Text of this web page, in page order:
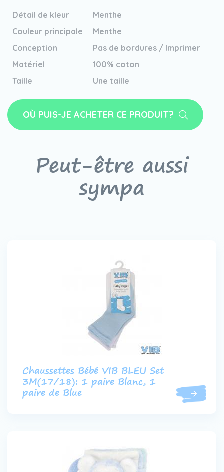
Détail de kleur
Menthe
Couleur principale
Menthe
Conception
Pas de bordures / Imprimer
Matériel
100% coton
Taille
Une taille
OÙ PUIS-JE ACHETER CE PRODUIT?
Peut-être aussi
sympa
Chaussettes Bébé VIB BLEU Set
3M(17/18): 1 paire Blanc, 1
paire de Blue